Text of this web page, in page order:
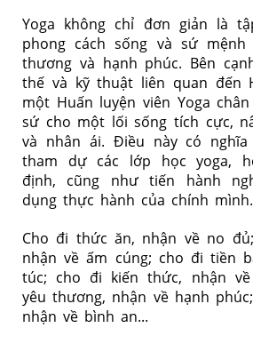
Yoga không chỉ đơn giản là
phong cách sống và sứ
thương và hạnh phúc. Bên
thế và kỹ thuật liên quan đến
một Huấn luyện viên Yoga
sứ cho một lối sống tích cực,
và nhân ái. Điều này có
tham dự các lớp học yoga,
định, cũng như tiến hành
dụng thực hành của chính mình.
Cho đi thức ăn, nhận về no
nhận về ấm cúng; cho đi tiền
túc; cho đi kiến thức, nhận
yêu thương, nhận về hạnh
nhận về bình an...